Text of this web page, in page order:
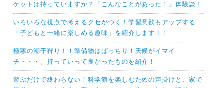
ケットは持っていますか？「こんなことがあった！」体験談！
いろいろな視点で考えるクセがつく！学習意欲もアップする
「子どもと一緒に楽しめる趣味」を紹介します！！
極寒の潮干狩り！！準備物はばっちり！天候がイマイ
チ・・・。持っていって良かったものを紹介！
遊ぶだけで終わらない！科学館を楽しむための声掛けと、家で